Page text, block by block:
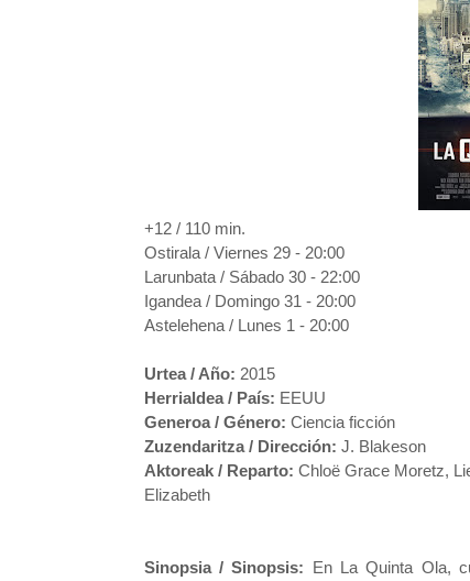
+12 / 110 min.
Ostirala / Viernes 29 - 20:00
Larunbata / Sábado 30 - 22:00
Igandea / Domingo 31 - 20:00
Astelehena / Lunes 1 - 20:00
Urtea / Año: 2015
Herrialdea / País: EEUU
Generoa / Género: Ciencia ficción
Zuzendaritza / Dirección: J. Blakeson
Aktoreak / Reparto: Chloë Grace Moretz,
Elizabeth
Sinopsia / Sinopsis: En La Quinta Ola,